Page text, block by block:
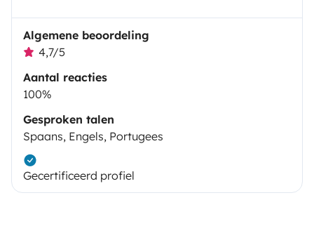
Algemene beoordeling
4,7/5
Aantal reacties
100%
Gesproken talen
Spaans, Engels, Portugees
Gecertificeerd profiel